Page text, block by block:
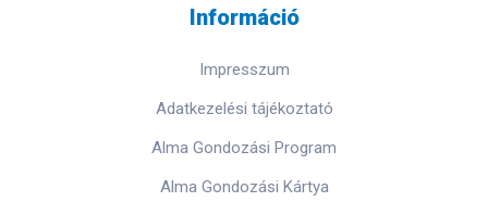
Információ
Impresszum
Adatkezelési tájékoztató
Alma Gondozási Program
Alma Gondozási Kártya